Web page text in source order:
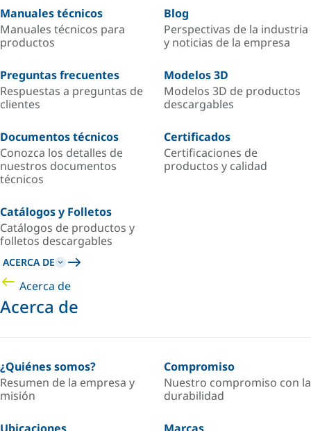
Manuales técnicos
Manuales técnicos para
productos
Blog
Perspectivas de la industria
y noticias de la empresa
Preguntas frecuentes
Respuestas a preguntas de
clientes
Modelos 3D
Modelos 3D de productos
descargables
Documentos técnicos
Conozca los detalles de
nuestros documentos
técnicos
Certificados
Certificaciones de
productos y calidad
Catálogos y Folletos
Catálogos de productos y
folletos descargables
ACERCA DE
Acerca de
Acerca de
¿Quiénes somos?
Resumen de la empresa y
misión
Compromiso
Nuestro compromiso con la
durabilidad